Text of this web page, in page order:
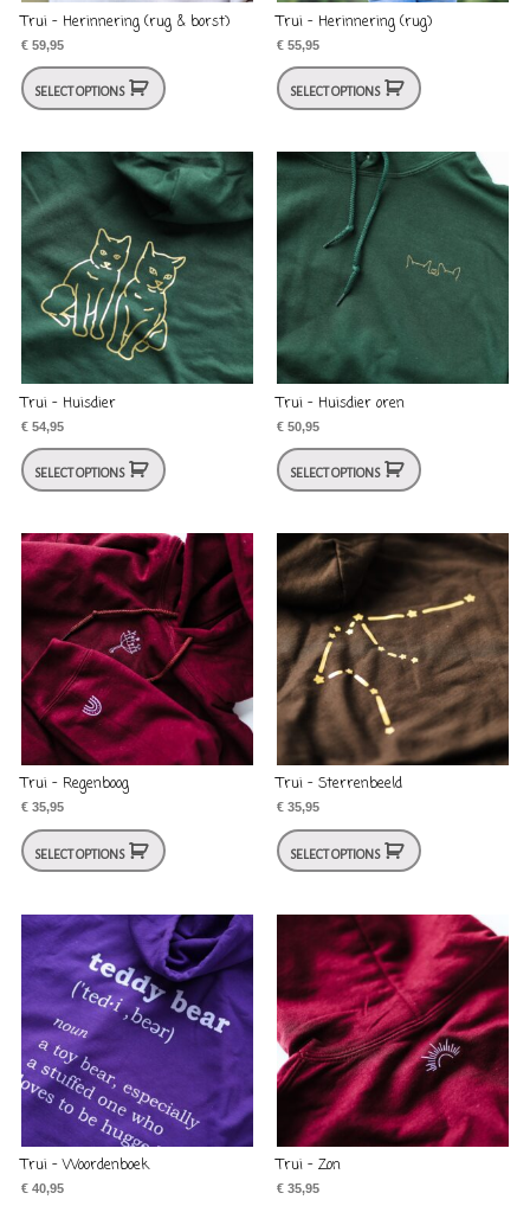
Trui – Herinnering (rug & borst)
€ 59,95
SELECT OPTIONS
Trui – Herinnering (rug)
€ 55,95
SELECT OPTIONS
Trui – Huisdier
€ 54,95
SELECT OPTIONS
Trui – Huisdier oren
€ 50,95
SELECT OPTIONS
Trui – Regenboog
€ 35,95
SELECT OPTIONS
Trui – Sterrenbeeld
€ 35,95
SELECT OPTIONS
Trui – Woordenboek
€ 40,95
Trui – Zon
€ 35,95